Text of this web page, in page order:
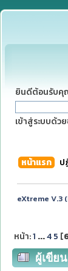
ยินดีต้อนรับคุ
เข้าสู่ระบบด้ว
หน้าแรก ป
eXtreme V.3
หน้า:1 ...4 5 [
ผู้เขียน